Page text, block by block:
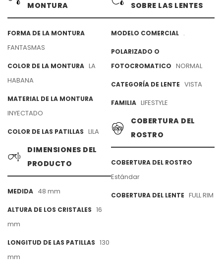
MONTURA
FORMA DE LA MONTURA
FANTASMAS
COLOR DE LA MONTURA LA
HABANA
MATERIAL DE LA MONTURA
INYECTADO
COLOR DE LAS PATILLAS LILA
DIMENSIONES DEL
PRODUCTO
MEDIDA 48 mm
ALTURA DE LOS CRISTALES 16
mm
LONGITUD DE LAS PATILLAS 130
mm
SOBRE LAS LENTES
MODELO COMERCIAL .
POLARIZADO O
FOTOCROMATICO NORMAL
CATEGORÍA DE LENTE VISTA
FAMILIA LIFESTYLE
COBERTURA DEL
ROSTRO
COBERTURA DEL ROSTRO
Estándar
COBERTURA DEL LENTE FULL RIM